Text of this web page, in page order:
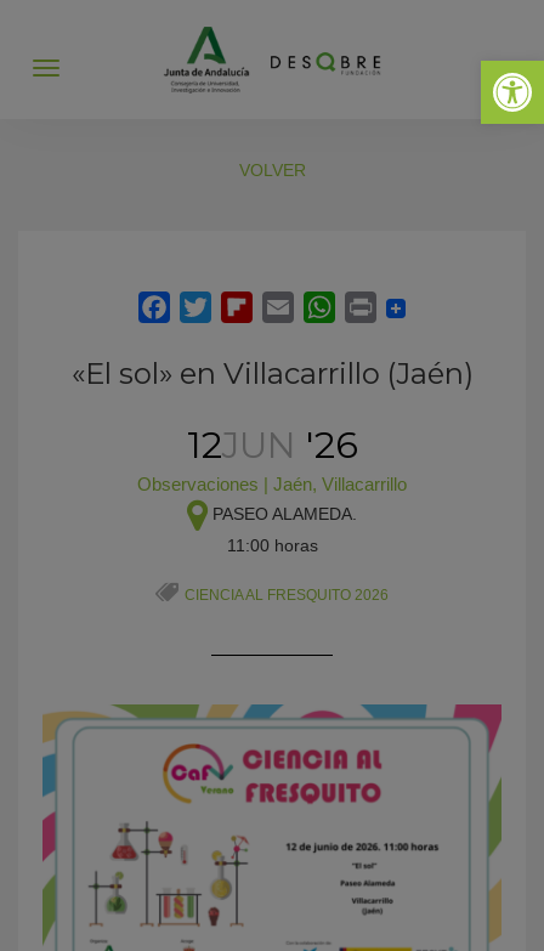
Abrir
Abrir
VOLVER
«El sol» en Villacarrillo (Jaén)
12JUN '26
Observaciones | Jaén, Villacarrillo
PASEO ALAMEDA.
11:00 horas
CIENCIA AL FRESQUITO 2026